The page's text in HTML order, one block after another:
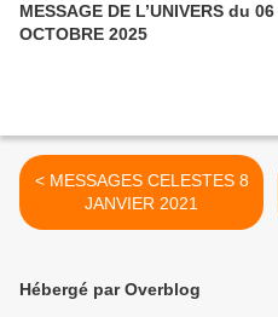
MESSAGE DE L’UNIVERS du
OCTOBRE 2025
< MESSAGES CELESTES 8
JANVIER 2021
Hébergé par Overblog